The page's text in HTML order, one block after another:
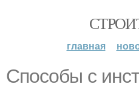
главная
Способы с